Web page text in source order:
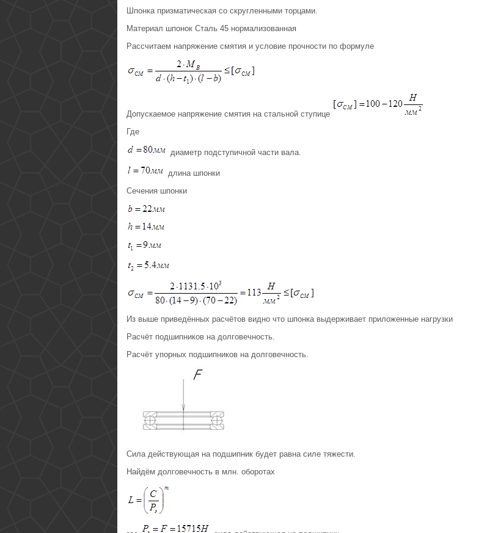
Шпонка призматическая со скругленными торцами.
Материал шпонок Сталь 45 нормализованная
Рассчитаем напряжение смятия и условие прочности по формуле
Допускаемое напряжение смятия на стальной ступице
Где
диаметр подступичной части вала.
длина шпонки
Сечения шпонки
Из выше приведённых расчётов видно что шпонка выдерживает приложенные нагрузки
Расчёт подшипников на долговечность.
Расчёт упорных подшипников на долговечность.
Сила действующая на подшипник будет равна силе тяжести.
Найдём долговечность в млн. оборотах